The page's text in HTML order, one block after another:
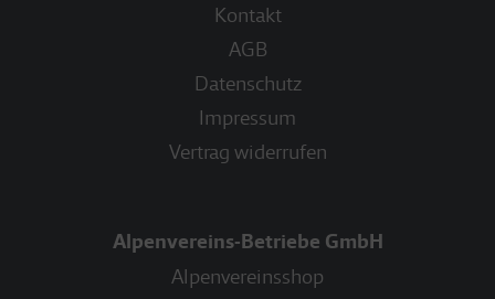
Kontakt
AGB
Datenschutz
Impressum
Vertrag widerrufen
Alpenvereins-Betriebe GmbH
Alpenvereinsshop